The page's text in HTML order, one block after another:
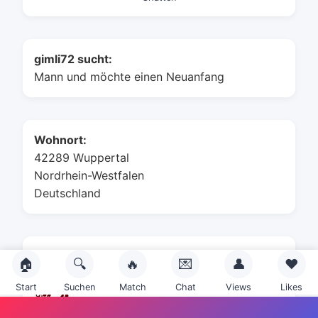
gimli72 sucht:
Mann und möchte einen Neuanfang
Wohnort:
42289 Wuppertal
Nordrhein-Westfalen
Deutschland
Sternzeichen:
🏠
Start
🔍
Suchen
🔥
Match
💌
Chat
👤
Views
❤️
Likes